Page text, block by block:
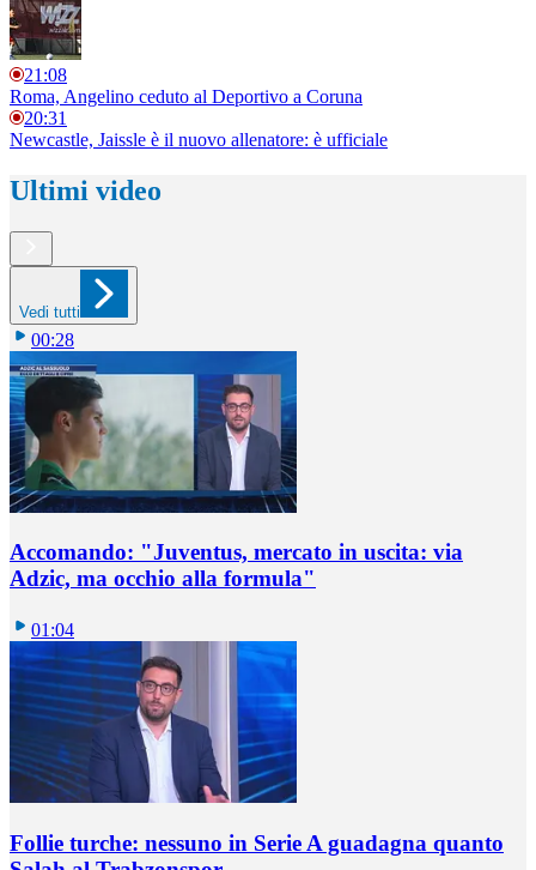
21:08
Roma, Angelino ceduto al Deportivo a Coruna
20:31
Newcastle, Jaissle è il nuovo allenatore: è ufficiale
Ultimi video
Vedi tutti
00:28
Accomando: "Juventus, mercato in uscita: via
Adzic, ma occhio alla formula"
01:04
Follie turche: nessuno in Serie A guadagna quanto